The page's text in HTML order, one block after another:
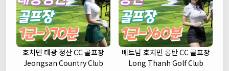
호치민 태광 정산 CC 골프장
Jeongsan Country Club
베트남 호치민 롱탄 CC 골프장
Long Thanh Golf Club